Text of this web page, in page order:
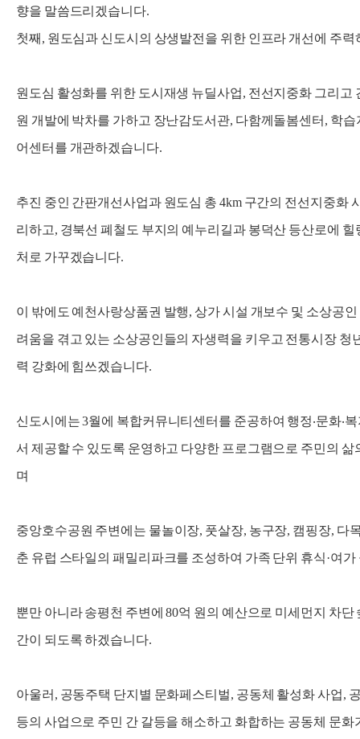
향을 말씀드리겠습니다.
첫째, 원도심과 신도시의 상생발전을 위한 인프라 개선에 주력
원도심 활성화를 위한 도시재생 뉴딜사업, 전선지중화 그리고
원 개발에 박차를 가하고 장난감도서관, 다함께돌봄센터, 학
어센터를 개관하겠습니다.
추진 중인 간판개선사업과 원도심 총 4km 구간의 전선지중화
리하고, 경북선 폐철도 부지의 예누리길과 봉덕산 등산로에
처로 가꾸겠습니다.
이 밖에도 예천사랑상품권 발행, 상가 시설 개보수 및 소상공
려움을 겪고 있는 소상공인들의 자생력을 키우고 전통시장 청
력 강화에 힘쓰겠습니다.
신도시에는 3월에 복합커뮤니티센터를 준공하여 행정‧문화‧
서 제공할 수 있도록 운영하고 다양한 프로그램으로 주민의
며
중앙호수공원 주변에는 물놀이장, 풋살장, 농구장, 캠핑장, 다
춘 유럽 스타일의 패밀리파크를 조성하여 가족 단위 휴식·여
뿐만 아니라 송평천 주변에 80억 원의 예산으로 미세먼지 차단
간이 되도록 하겠습니다.
아울러, 공동주택 단지별 문화페스티벌, 공동체 활성화 사업,
등의 사업으로 주민 간 갈등을 해소하고 화합하는 공동체 문